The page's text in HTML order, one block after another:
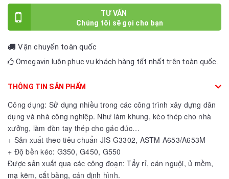
TƯ VẤN
Vận chuyển toàn quốc
Omegavin luôn phục vụ khách hàng tốt nhất trên toàn quốc.
THÔNG TIN SẢN PHẨM
Công dụng: Sử dụng nhiều trong các công trình xây dựng dân
dụng và nhà công nghiệp. Như làm khung, kèo thép cho nhà
xưởng, làm đòn tay thép cho gác đúc…
+ Sản xuất theo tiêu chuẩn JIS G3302, ASTM A653/A653M
+ Độ bền kéo: G350, G450, G550
Được sản xuất qua các công đoạn: Tẩy rỉ, cán nguội, ủ mềm,
mạ kẽm, cắt băng, cán định hình.